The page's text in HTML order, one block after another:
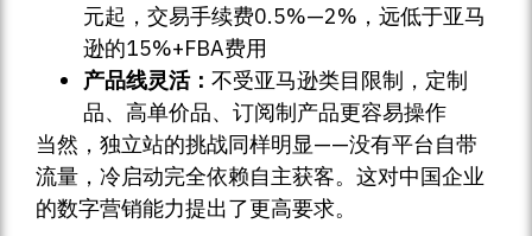
元起，交易手续费0.5%—2%，远低于亚马
逊的15%+FBA费用
产品线灵活： 不受亚马逊类目限制，定制
品、高单价品、订阅制产品更容易操作
当然，独立站的挑战同样明显——没有平台自带
流量，冷启动完全依赖自主获客。这对中国企业
的数字营销能力提出了更高要求。